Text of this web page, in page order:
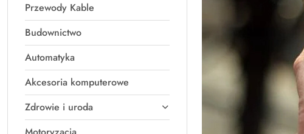
Przewody Kable
Budownictwo
Automatyka
Akcesoria komputerowe
Zdrowie i uroda